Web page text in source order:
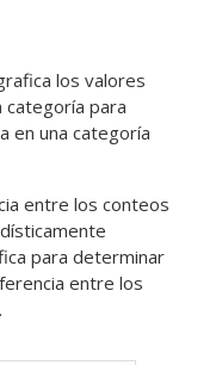
los valores
para
en una categoría
entre los conteos
para determinar
entre los